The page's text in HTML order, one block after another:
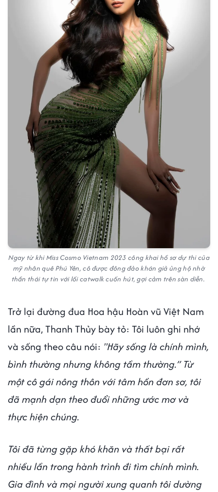
Ngay từ khi Miss Cosmo Vietnam 2023 công khai hồ sơ dự thi của
mỹ nhân quê Phú Yên, cô được đông đảo khán giả ủng hộ nhờ
thần thái tự tin với lối catwalk cuốn hút, gợi cảm trên sàn diễn.
Trở lại đường đua Hoa hậu Hoàn vũ Việt Nam
lần nữa, Thanh Thủy bày tỏ: Tôi luôn ghi nhớ
và sống theo câu nói: "Hãy sống là chính mình,
bình thường nhưng không tầm thường.” Từ
một cô gái nông thôn với tâm hồn đơn sơ, tôi
đã mạnh dạn theo đuổi những ước mơ và
thực hiện chúng.
Tôi đã từng gặp khó khăn và thất bại rất
nhiều lần trong hành trình đi tìm chính mình.
Gia đình và mọi người xung quanh tôi dường